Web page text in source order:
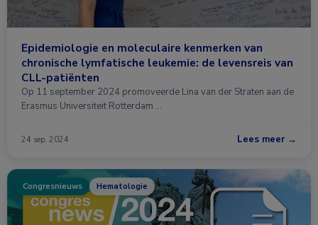
Epidemiologie en moleculaire kenmerken van
chronische lymfatische leukemie: de levensreis van
CLL-patiënten
Op 11 september 2024 promoveerde Lina van der Straten aan de
Erasmus Universiteit Rotterdam …
24 sep. 2024 Lees meer →
Congresnieuws Hematologie